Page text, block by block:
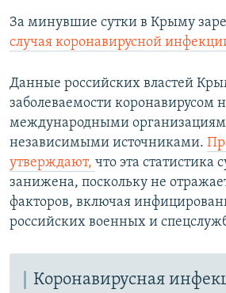
За минувшие сутки в Крыму
случая коронавирусной
Данные российских властей
заболеваемости коронавирусом
международными
независимыми источниками.
утверждают, что эта статистика
занижена, поскольку не
факторов, включая
российских военных и
Коронавирусная